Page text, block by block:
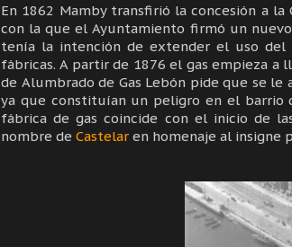
En 1862 Mamby transfirió la concesión a
con la que el Ayuntamiento firmó un
tenía la intención de extender el uso
fábricas. A partir de 1876 el gas empieza a
de Alumbrado de Gas Lebón pide que se
ya que constituían un peligro en el barrio
fábrica de gas coincide con el inicio de
nombre de Castelar en homenaje al insigne